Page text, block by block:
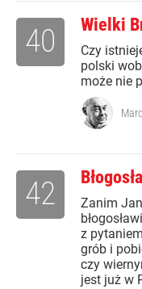
Wielki
Czy
polski
może nie
40
Zanim
z
grób i
czy
jest już w
42